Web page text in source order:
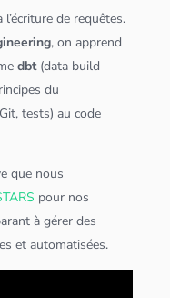
l’écriture de requêtes.
, on apprend
dbt(data build
du
tests) au code
que nous
pour nos
à gérer des
et automatisées.